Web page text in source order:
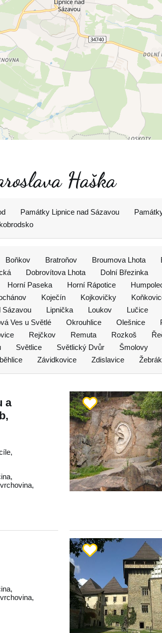
Haška
Památky Lipnice nad Sázavou
Boňkov Bratroňov Broumova Lhota
Dobrovítova Lhota Dolní Březinka
Horní Paseka Horní Rápotice
Koječín Kojkovičky
Sázavou Lipnička Loukov Lučice
Ves u Světlé Okrouhlice Olešnice
Rejčkov Remuta Rozkoš
Světlice Světlický Dvůr Šmolovy
Závidkovice Zdislavice
a
,
,
,
,